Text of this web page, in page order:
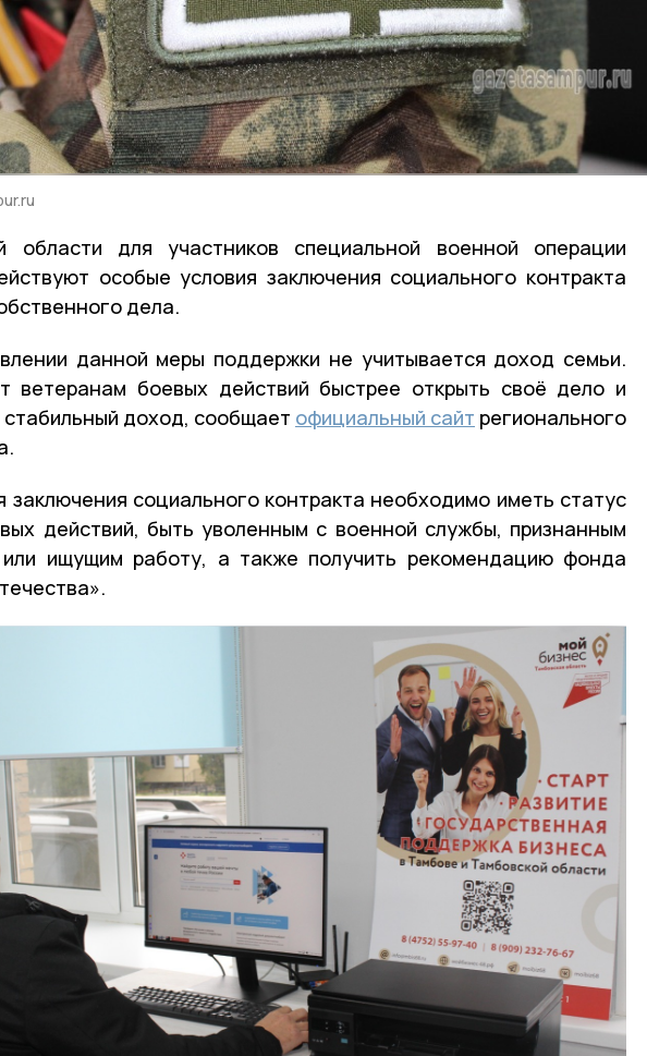
области для участников специальной военной операции
особые условия заключения социального контракта
дела.
данной меры поддержки не учитывается доход семьи.
ветеранам боевых действий быстрее открыть своё дело и
стабильный доход, сообщает официальный сайт регионального
заключения социального контракта необходимо иметь статус
действий, быть уволенным с военной службы, признанным
ищущим работу, а также получить рекомендацию фонда